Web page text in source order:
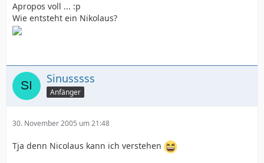
Apropos voll ... :p
Wie entsteht ein Nikolaus?
Sinusssss
Anfänger
30. November 2005 um 21:48
Tja denn Nicolaus kann ich verstehen